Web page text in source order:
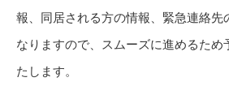
報、同居される方の情報、緊急連絡先
なりますので、スムーズに進めるため
たします。